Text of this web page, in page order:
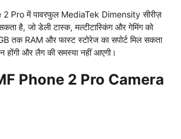
Pro में पावरफुल MediaTek Dimensity सीरीज़
है, जो डेली टास्क, मल्टीटास्किंग और गेमिंग को
तक RAM और फास्ट स्टोरेज का सपोर्ट मिल सकता
और लैग की समस्या नहीं आएगी।
Phone 2 Pro Camera